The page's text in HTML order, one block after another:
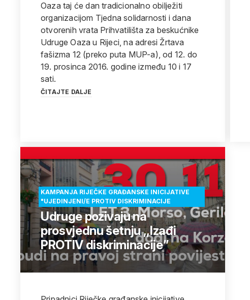
Oaza taj će dan tradicionalno obilježiti
organizacijom Tjedna solidarnosti i dana
otvorenih vrata Prihvatilišta za beskućnike
Udruge Oaza u Rijeci, na adresi Žrtava
fašizma 12 (preko puta MUP-a), od 12. do
19. prosinca 2016. godine između 10 i 17
sati.
ČITAJTE DALJE
KAMPANJA RIJEČKE GRAĐANSKE INICIJATIVE
"UJEDINJENI/E PROTIV DISKRIMINACIJE
Udruge pozivaju na
prosvjednu šetnju ,,lzađi
PROTIV diskriminacije”